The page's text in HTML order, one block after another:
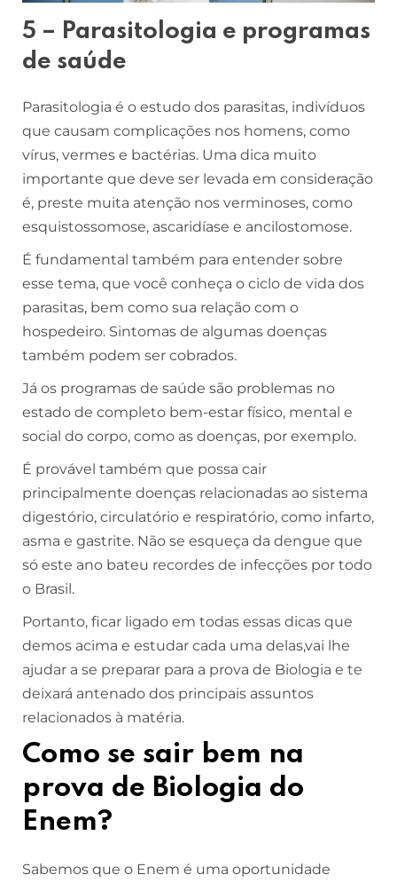
5 – Parasitologia e programas
de saúde
Parasitologia é o estudo dos parasitas, indivíduos
que causam complicações nos homens, como
vírus, vermes e bactérias. Uma dica muito
importante que deve ser levada em consideração
é, preste muita atenção nos verminoses, como
esquistossomose, ascaridíase e ancilostomose.
É fundamental também para entender sobre
esse tema, que você conheça o ciclo de vida dos
parasitas, bem como sua relação com o
hospedeiro. Sintomas de algumas doenças
também podem ser cobrados.
Já os programas de saúde são problemas no
estado de completo bem-estar físico, mental e
social do corpo, como as doenças, por exemplo.
É provável também que possa cair
principalmente doenças relacionadas ao sistema
digestório, circulatório e respiratório, como infarto,
asma e gastrite. Não se esqueça da dengue que
só este ano bateu recordes de infecções por todo
o Brasil.
Portanto, ficar ligado em todas essas dicas que
demos acima e estudar cada uma delas,vai lhe
ajudar a se preparar para a prova de Biologia e te
deixará antenado dos principais assuntos
relacionados à matéria.
Como se sair bem na
prova de Biologia do
Enem?
Sabemos que o Enem é uma oportunidade